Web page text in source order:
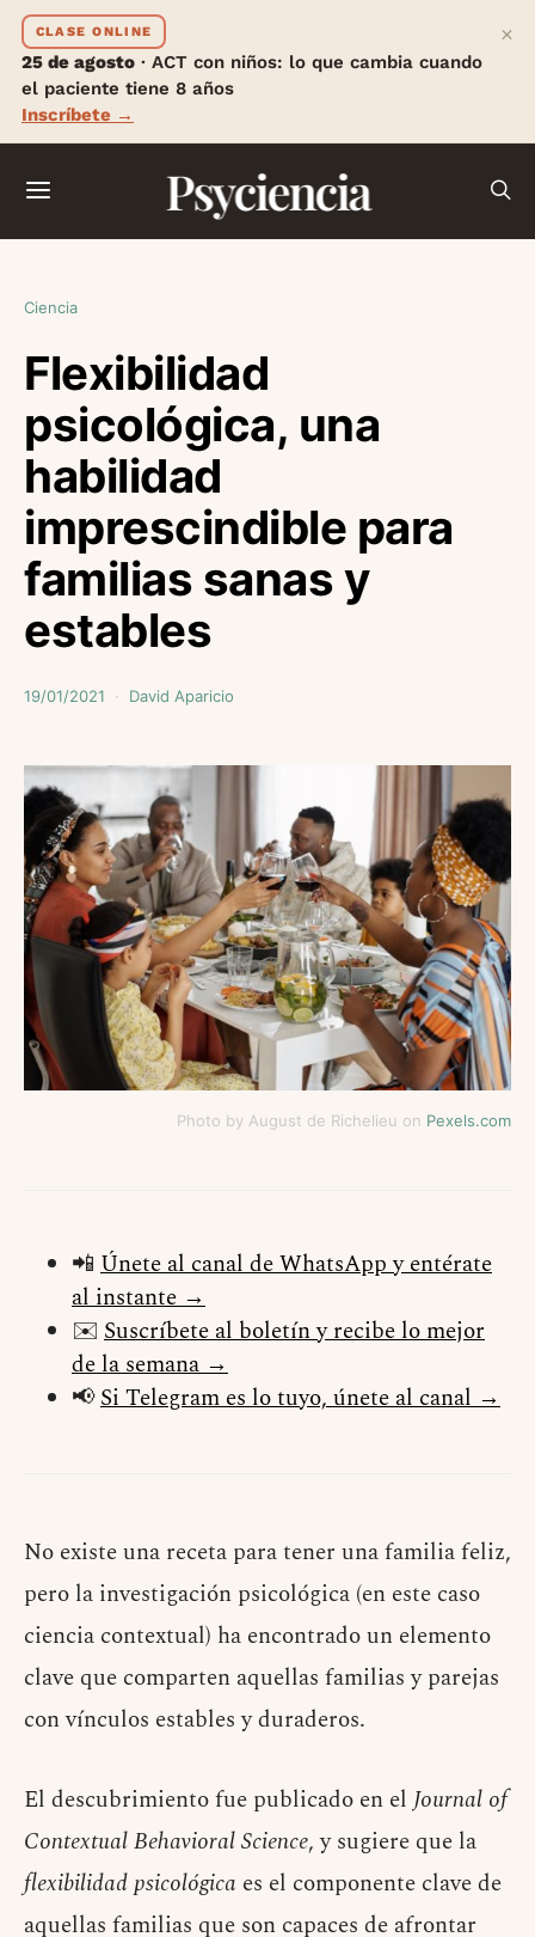
CLASE ONLINE
25 de agosto · ACT con niños: lo que cambia cuando
el paciente tiene 8 años
Inscríbete →
×
Psyciencia
Ciencia
Flexibilidad
psicológica, una
habilidad
imprescindible para
familias sanas y
estables
19/01/2021 David Aparicio
Photo by August de Richelieu on Pexels.com
📲 Únete al canal de WhatsApp y entérate
al instante →
✉️ Suscríbete al boletín y recibe lo mejor
de la semana →
📢Si Telegram es lo tuyo, únete al canal →
No existe una receta para tener una familia feliz,
pero la investigación psicológica (en este caso
ciencia contextual) ha encontrado un elemento
clave que comparten aquellas familias y parejas
con vínculos estables y duraderos.
El descubrimiento fue publicado en elJournal of
Contextual Behavioral Science, y sugiere que la
flexibilidad psicológica es el componente clave de
aquellas familias que son capaces de afrontar